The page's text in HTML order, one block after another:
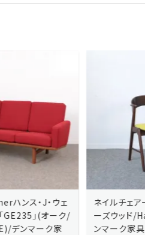
ネイルチェアー「model32」（ロ
ーズウッド/Hallingdal・YE）/デ
ンマーク家具/K252-43a